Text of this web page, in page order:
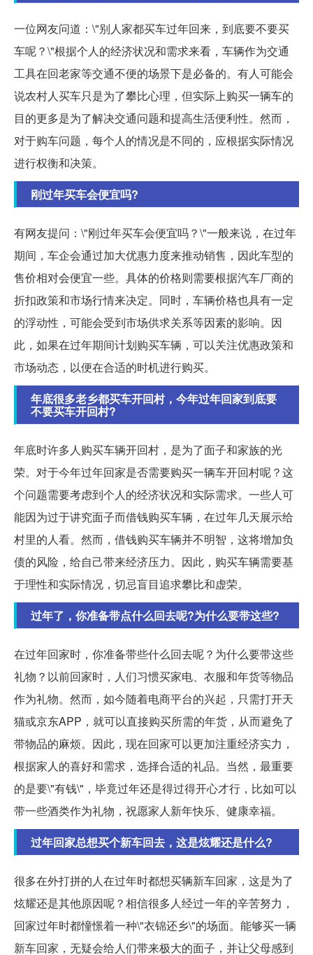
一位网友问道：\"别人家都买车过年回来，到底要不要买
车呢？\"根据个人的经济状况和需求来看，车辆作为交通
工具在回老家等交通不便的场景下是必备的。有人可能会
说农村人买车只是为了攀比心理，但实际上购买一辆车的
目的更多是为了解决交通问题和提高生活便利性。然而，
对于购车问题，每个人的情况是不同的，应根据实际情况
进行权衡和决策。
刚过年买车会便宜吗?
有网友提问：\"刚过年买车会便宜吗？\"一般来说，在过年
期间，车企会通过加大优惠力度来推动销售，因此车型的
售价相对会便宜一些。具体的价格则需要根据汽车厂商的
折扣政策和市场行情来决定。同时，车辆价格也具有一定
的浮动性，可能会受到市场供求关系等因素的影响。因
此，如果在过年期间计划购买车辆，可以关注优惠政策和
市场动态，以便在合适的时机进行购买。
年底很多老乡都买车开回村，今年过年回家到底要
不要买车开回村?
年底时许多人购买车辆开回村，是为了面子和家族的光
荣。对于今年过年回家是否需要购买一辆车开回村呢？这
个问题需要考虑到个人的经济状况和实际需求。一些人可
能因为过于讲究面子而借钱购买车辆，在过年几天展示给
村里的人看。然而，借钱购买车辆并不明智，这将增加负
债的风险，给自己带来经济压力。因此，购买车辆需要基
于理性和实际情况，切忌盲目追求攀比和虚荣。
过年了，你准备带点什么回去呢?为什么要带这些?
在过年回家时，你准备带些什么回去呢？为什么要带这些
礼物？以前回家时，人们习惯买家电、衣服和年货等物品
作为礼物。然而，如今随着电商平台的兴起，只需打开天
猫或京东APP，就可以直接购买所需的年货，从而避免了
带物品的麻烦。因此，现在回家可以更加注重经济实力，
根据家人的喜好和需求，选择合适的礼品。当然，最重要
的是要\"有钱\"，毕竟过年还是得过得开心才行，比如可以
带一些酒类作为礼物，祝愿家人新年快乐、健康幸福。
过年回家总想买个新车回去，这是炫耀还是什么?
很多在外打拼的人在过年时都想买辆新车回家，这是为了
炫耀还是其他原因呢？相信很多人经过一年的辛苦努力，
回家过年时都憧憬着一种\"衣锦还乡\"的场面。能够买一辆
新车回家，无疑会给人们带来极大的面子，并让父母感到